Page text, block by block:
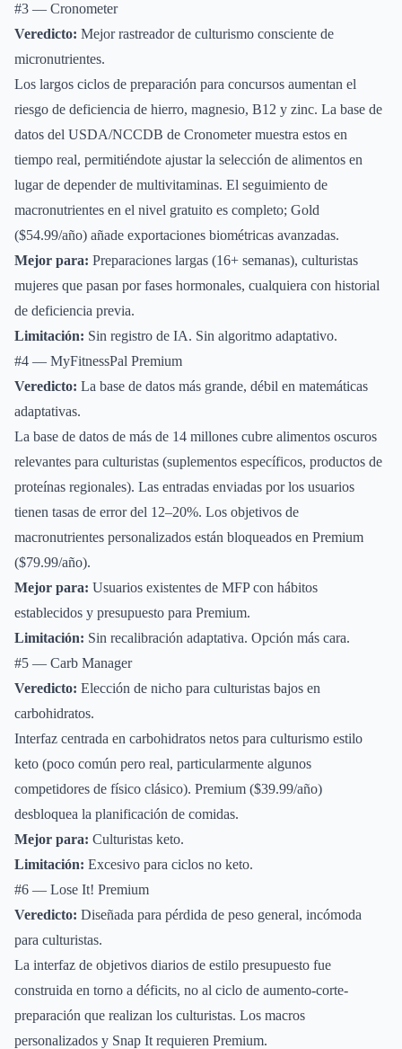
#3 — Cronometer
Veredicto: Mejor rastreador de culturismo consciente de
micronutrientes.
Los largos ciclos de preparación para concursos aumentan el
riesgo de deficiencia de hierro, magnesio, B12 y zinc. La base de
datos del USDA/NCCDB de Cronometer muestra estos en
tiempo real, permitiéndote ajustar la selección de alimentos en
lugar de depender de multivitaminas. El seguimiento de
macronutrientes en el nivel gratuito es completo; Gold
($54.99/año) añade exportaciones biométricas avanzadas.
Mejor para: Preparaciones largas (16+ semanas), culturistas
mujeres que pasan por fases hormonales, cualquiera con historial
de deficiencia previa.
Limitación: Sin registro de IA. Sin algoritmo adaptativo.
#4 — MyFitnessPal Premium
Veredicto: La base de datos más grande, débil en matemáticas
adaptativas.
La base de datos de más de 14 millones cubre alimentos oscuros
relevantes para culturistas (suplementos específicos, productos de
proteínas regionales). Las entradas enviadas por los usuarios
tienen tasas de error del 12–20%. Los objetivos de
macronutrientes personalizados están bloqueados en Premium
($79.99/año).
Mejor para: Usuarios existentes de MFP con hábitos
establecidos y presupuesto para Premium.
Limitación: Sin recalibración adaptativa. Opción más cara.
#5 — Carb Manager
Veredicto: Elección de nicho para culturistas bajos en
carbohidratos.
Interfaz centrada en carbohidratos netos para culturismo estilo
keto (poco común pero real, particularmente algunos
competidores de físico clásico). Premium ($39.99/año)
desbloquea la planificación de comidas.
Mejor para: Culturistas keto.
Limitación: Excesivo para ciclos no keto.
#6 — Lose It! Premium
Veredicto: Diseñada para pérdida de peso general, incómoda
para culturistas.
La interfaz de objetivos diarios de estilo presupuesto fue
construida en torno a déficits, no al ciclo de aumento-corte-
preparación que realizan los culturistas. Los macros
personalizados y Snap It requieren Premium.